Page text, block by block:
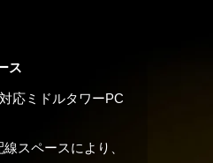
ス
応ミドルタワーPC
スペースにより、